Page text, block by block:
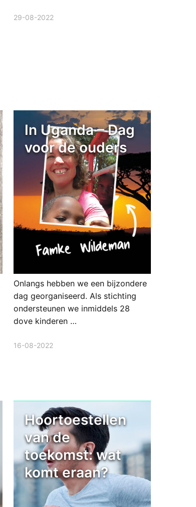
29-08-2022
In Uganda – Dag
voor de ouders
Onlangs hebben we een bijzondere
dag georganiseerd. Als stichting
ondersteunen we inmiddels 28
dove kinderen …
16-08-2022
Hoortoestellen
van de
toekomst: wat
komt eraan?